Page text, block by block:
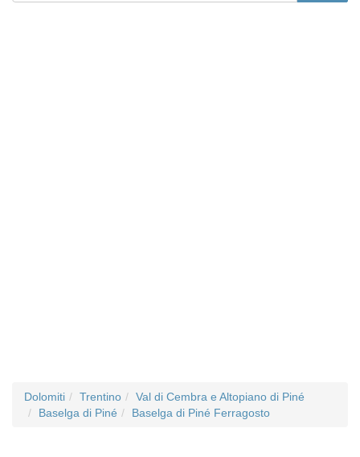
Dolomiti Trentino
Val di Cembra e Altopiano di Piné
Baselga di Piné
Baselga di Piné Ferragosto